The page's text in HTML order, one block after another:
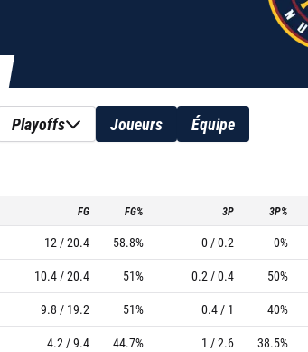
Playoffs Joueurs Équipe
FG FG% 3P 3P%
12 / 20.4 58.8% 0 / 0.2 0%
10.4 / 20.4 51% 0.2 / 0.4 50%
9.8 / 19.2 51% 0.4 / 1 40%
4.2 / 9.4 44.7% 1 / 2.6 38.5%